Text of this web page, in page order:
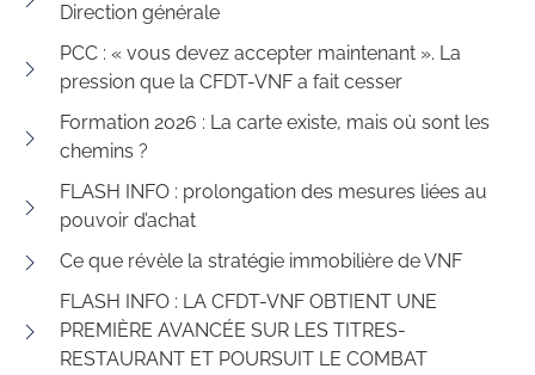
Direction générale
PCC : « vous devez accepter maintenant ». La
pression que la CFDT-VNF a fait cesser
Formation 2026 : La carte existe, mais où sont les
chemins ?
FLASH INFO : prolongation des mesures liées au
pouvoir d’achat
Ce que révèle la stratégie immobilière de VNF
FLASH INFO : LA CFDT-VNF OBTIENT UNE
PREMIÈRE AVANCÉE SUR LES TITRES-
RESTAURANT ET POURSUIT LE COMBAT